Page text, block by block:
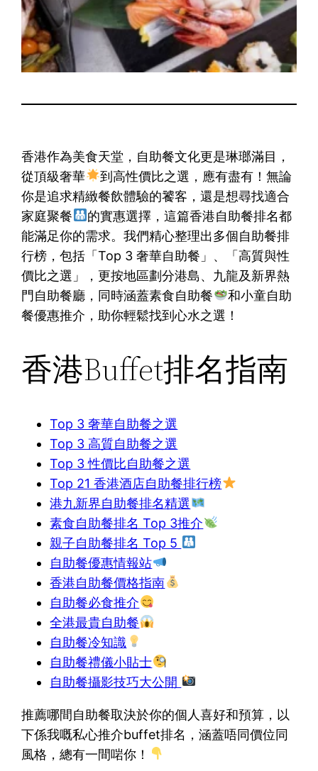
香港作為美食天堂，自助餐文化更是琳瑯滿目，
從頂級奢華
到高性價比之選，應有盡有！無論
你是追求精緻餐飲體驗的饕客，還是想尋找適合
家庭聚餐
的實惠選擇，這篇香港自助餐排名都
能滿足你的需求。我們精心整理出多個自助餐排
行榜，包括「Top 3 奢華自助餐」、「高質與性
價比之選」，更按地區劃分港島、九龍及新界熱
門自助餐廳，同時涵蓋素食自助餐
和小童自助
餐優惠推介，助你輕鬆找到心水之選！
香港Buffet排名指南
Top 3 奢華自助餐之選
Top 3 高質自助餐之選
Top 3 性價比自助餐之選
Top 21 香港酒店自助餐排行榜
港九新界自助餐排名精選
素食自助餐排名 Top 3推介
親子自助餐排名 Top 5
自助餐優惠情報站
香港自助餐價格指南
自助餐必食推介
全港最貴自助餐
自助餐冷知識
自助餐禮儀小貼士
自助餐攝影技巧大公開
推薦哪間自助餐取決於你的個人喜好和預算，以
下係我嘅私心推介buffet排名，涵蓋唔同價位同
風格，總有一間啱你！